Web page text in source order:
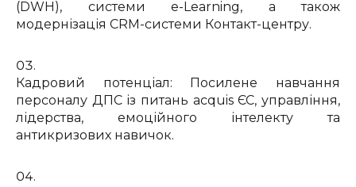
(DWH), системи e-Learning, а також
модернізація CRM-системи Контакт-центру.
Кадровий потенціал: Посилене навчання
персоналу ДПС із питань acquis ЄС, управління,
лідерства, емоційного інтелекту та
антикризових навичок.